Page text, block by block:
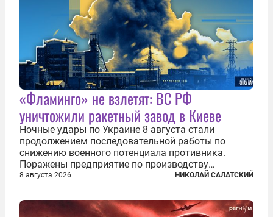
«Фламинго» не взлетят: ВС РФ
уничтожили ракетный завод в Киеве
Ночные удары по Украине 8 августа стали
продолжением последовательной работы по
снижению военного потенциала противника.
Поражены предприятие по производству
крылатых ракет, крупный склад топлива и два
сухогруза с военными грузами. Дополнительно
нанесены удары по объектам в ряде городов. В
Киеве...
8 августа 2026 НИКОЛАЙ САЛАТСКИЙ